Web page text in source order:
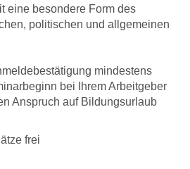
eine besondere Form des
politischen und allgemeinen
mindestens
bei Ihrem Arbeitgeber
Anspruch auf Bildungsurlaub
frei